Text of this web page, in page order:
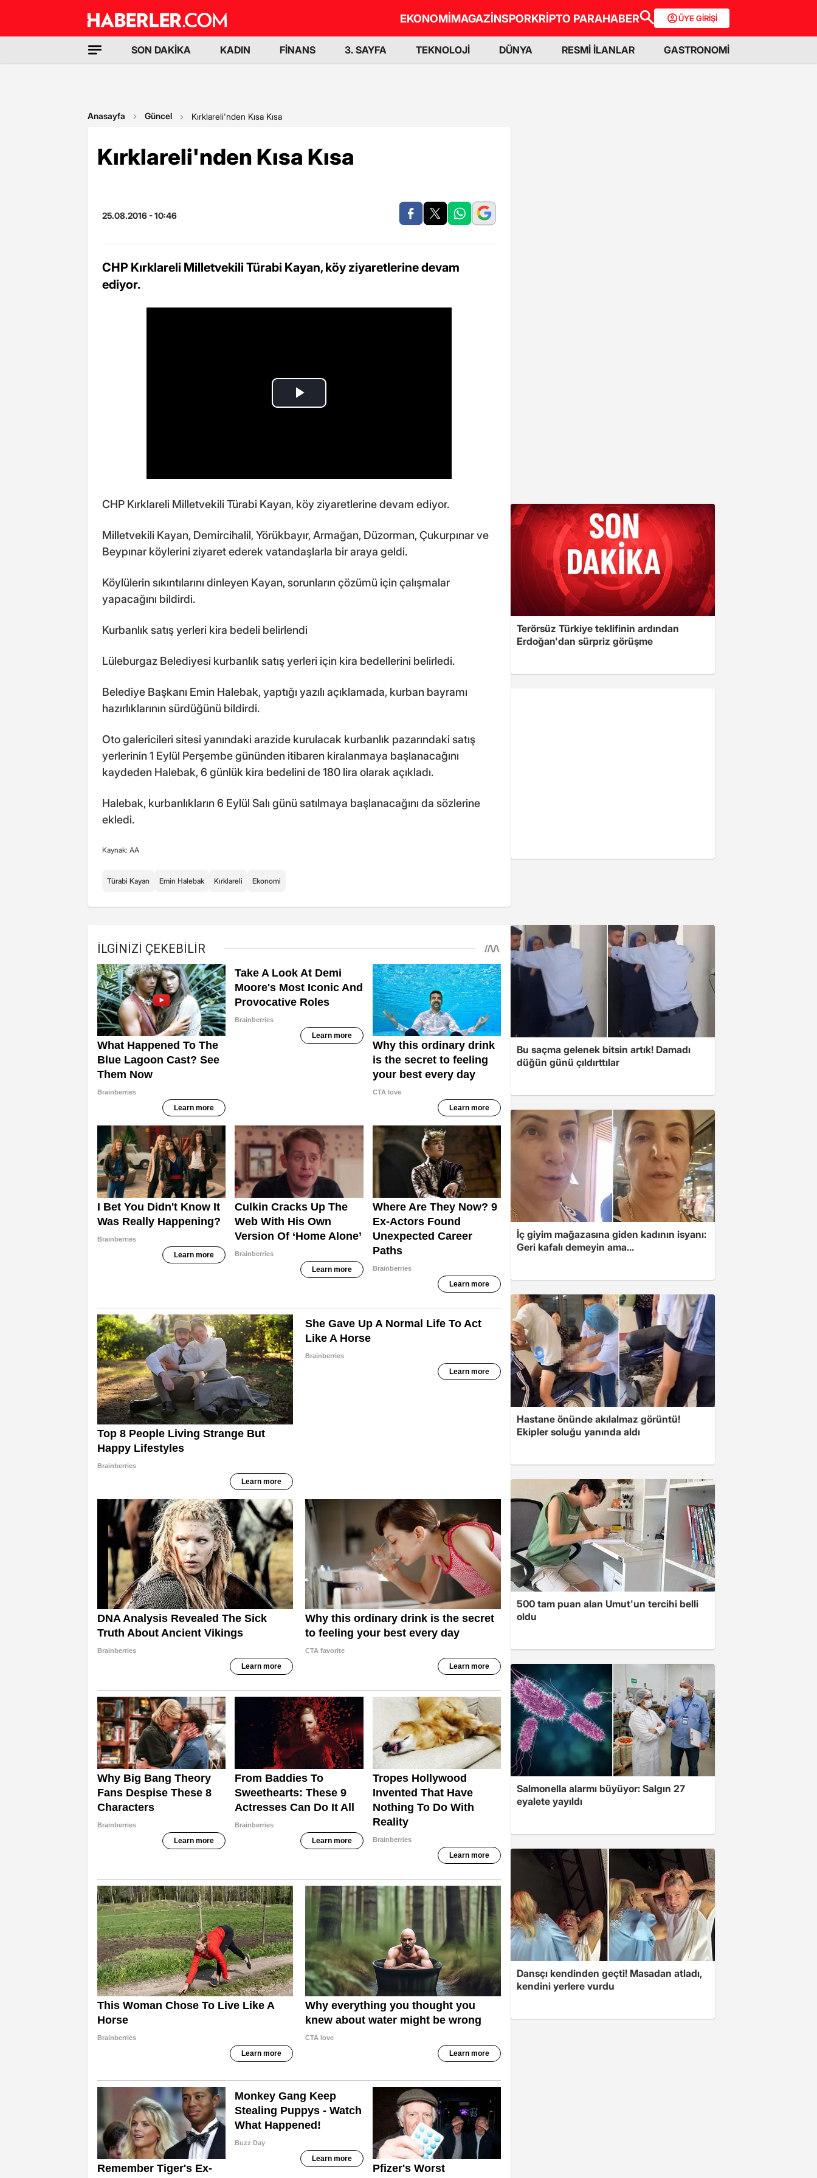
EKONOMİMAGAZİNSPORKRİPTO PARAHABER ÜYE GİRİŞİ
SON DAKİKA KADIN FİNANS 3. SAYFA TEKNOLOJİ DÜNYA RESMİ İLANLAR GASTRONOMİ
Anasayfa Güncel Kırklareli'nden Kısa Kısa
Kırklareli'nden Kısa Kısa
25.08.2016 - 10:46
CHP Kırklareli Milletvekili Türabi Kayan, köy ziyaretlerine devam
ediyor.
CHP Kırklareli Milletvekili Türabi Kayan, köy ziyaretlerine devam ediyor.
Milletvekili Kayan, Demircihalil, Yörükbayır, Armağan, Düzorman, Çukurpınar ve
Beypınar köylerini ziyaret ederek vatandaşlarla bir araya geldi.
Köylülerin sıkıntılarını dinleyen Kayan, sorunların çözümü için çalışmalar
yapacağını bildirdi.
Kurbanlık satış yerleri kira bedeli belirlendi
Lüleburgaz Belediyesi kurbanlık satış yerleri için kira bedellerini belirledi.
Belediye Başkanı Emin Halebak, yaptığı yazılı açıklamada, kurban bayramı
hazırlıklarının sürdüğünü bildirdi.
Oto galericileri sitesi yanındaki arazide kurulacak kurbanlık pazarındaki satış
yerlerinin 1 Eylül Perşembe gününden itibaren kiralanmaya başlanacağını
kaydeden Halebak, 6 günlük kira bedelini de 180 lira olarak açıkladı.
Halebak, kurbanlıkların 6 Eylül Salı günü satılmaya başlanacağını da sözlerine
ekledi.
Kaynak: AA
Türabi Kayan Emin Halebak Kırklareli Ekonomi
Terörsüz Türkiye teklifinin ardından
Erdoğan'dan sürpriz görüşme
Bu saçma gelenek bitsin artık! Damadı
düğün günü çıldırttılar
İç giyim mağazasına giden kadının isyanı:
Geri kafalı demeyin ama...
Hastane önünde akılalmaz görüntü!
Ekipler soluğu yanında aldı
500 tam puan alan Umut'un tercihi belli
oldu
Salmonella alarmı büyüyor: Salgın 27
eyalete yayıldı
Dansçı kendinden geçti! Masadan atladı,
kendini yerlere vurdu